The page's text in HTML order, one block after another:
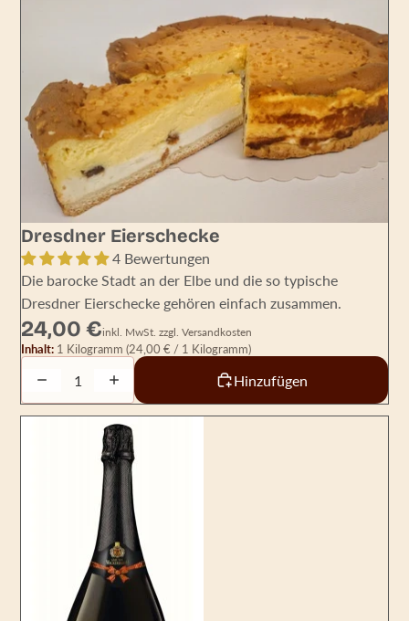
Dresdner Eierschecke
4 Bewertungen
Die barocke Stadt an der Elbe und die so typische
Dresdner Eierschecke gehören einfach zusammen.
24,00 €inkl. MwSt. zzgl. Versandkosten
Inhalt: 1 Kilogramm(24,00 € / 1 Kilogramm)
Decrease quantityIncrease quantity Hinzufügen